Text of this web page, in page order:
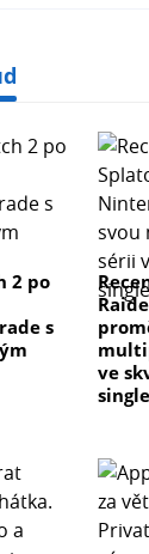
2 po
s
ve